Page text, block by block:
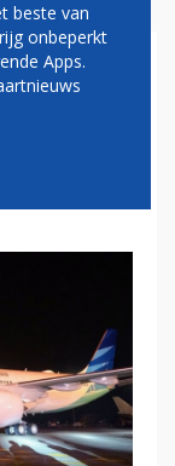
beste van
onbeperkt
Apps.